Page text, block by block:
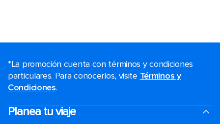
*La promoción cuenta con términos y condiciones
particulares. Para conocerlos, visite Términos y
Condiciones.
Planea tu viaje